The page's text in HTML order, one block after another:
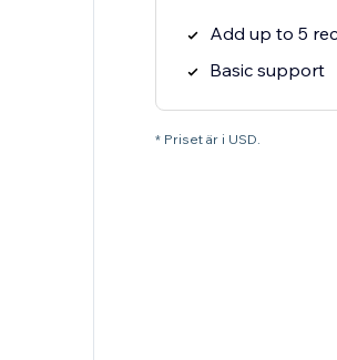
Add up to 5
Basic support
* Priset är i USD.